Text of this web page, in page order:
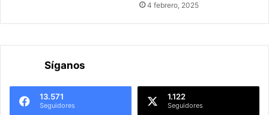
4 febrero, 2025
Síganos
13.571
Seguidores
1.122
Seguidores